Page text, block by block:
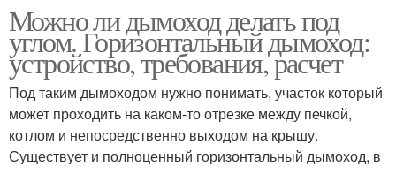
дымоходы
Можно ли дымоход делать под
углом. Горизонтальный дымоход:
устройство, требования, расчет
Под таким дымоходом нужно понимать, участок который
может проходить на каком-то отрезке между печкой,
котлом и непосредственно выходом на крышу.
Существует и полноценный горизонтальный дымоход, в